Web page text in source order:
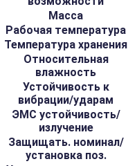
Масса
Рабочая температура
Температура хранения
Относительная
влажность
Устойчивость к
вибрации/ударам
ЭМС устойчивость/
излучение
Защищать. номинал/
установка поз.